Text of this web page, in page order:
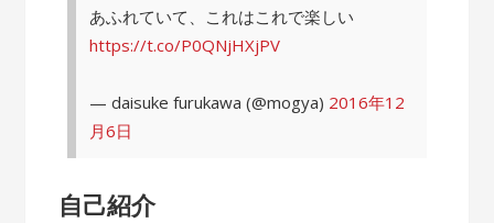
あふれていて、これはこれで楽しい
https://t.co/P0QNjHXjPV
— daisuke furukawa (@mogya) 2016年12
月6日
自己紹介